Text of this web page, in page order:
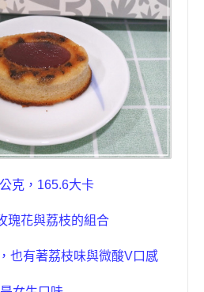
公克 ， 165.6大卡
瑰花與荔枝的組合
也有著荔枝味與微酸V口感